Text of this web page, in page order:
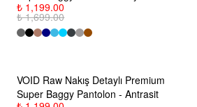
₺ 1,199.00
₺ 1,699.00
VOID Raw Nakış Detaylı Premium
Super Baggy Pantolon - Antrasit